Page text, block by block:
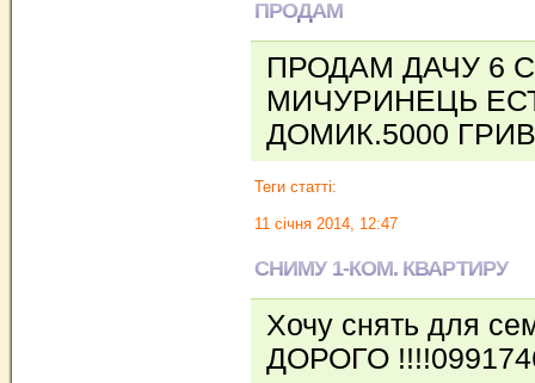
ПРОДАМ
ПРОДАМ ДАЧУ 6
МИЧУРИНЕЦЬ
ДОМИК.5000
Теги статті:
11 січня 2014, 12:47
СНИМУ 1-КОМ. КВАРТИРУ
Хочу снять для
ДОРОГО